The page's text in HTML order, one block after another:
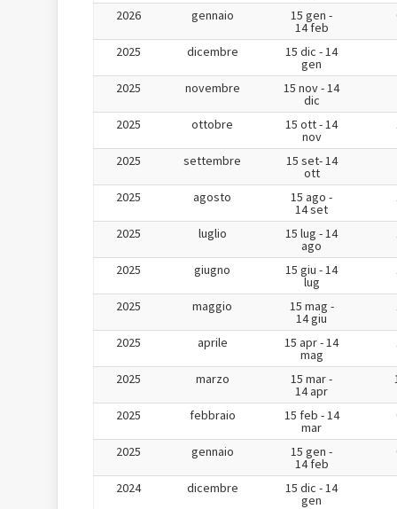
2026 gennaio 15 gen -
14 feb
2025 dicembre 15 dic - 14
gen
2025 novembre 15 nov - 14
dic
2025 ottobre 15 ott - 14
nov
2025 settembre 15 set- 14
ott
2025 agosto 15 ago -
14 set
2025 luglio 15 lug - 14
ago
2025 giugno 15 giu - 14
lug
2025 maggio 15 mag -
14 giu
2025 aprile 15 apr - 14
mag
2025 marzo 15 mar -
14 apr
2025 febbraio 15 feb - 14
mar
2025 gennaio 15 gen -
14 feb
2024 dicembre 15 dic - 14
gen